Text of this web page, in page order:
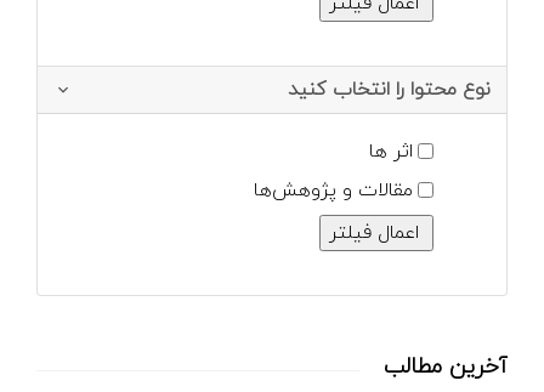
نوع محتوا را انتخاب کنید
اثر ها
مقالات و پژوهش‌ها
آخرین مطالب